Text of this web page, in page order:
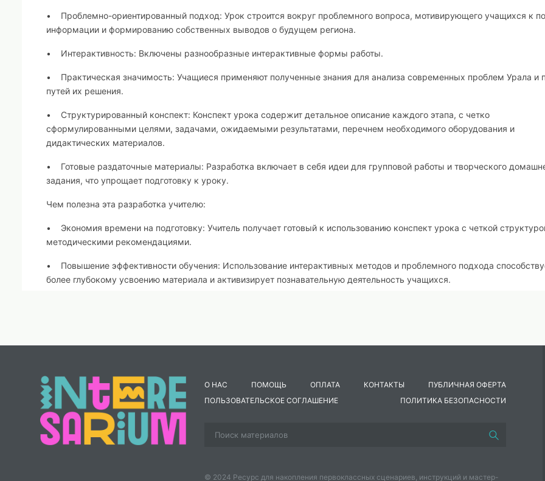
• Проблемно-ориентированный подход: Урок строится вокруг проблемного вопроса, мотивирующего учащихся к
информации и формированию собственных выводов о будущем региона.
• Интерактивность: Включены разнообразные интерактивные формы работы.
• Практическая значимость: Учащиеся применяют полученные знания для анализа современных проблем Урала и
путей их решения.
• Структурированный конспект: Конспект урока содержит детальное описание каждого этапа, с четко
сформулированными целями, задачами, ожидаемыми результатами, перечнем необходимого оборудования и
дидактических материалов.
• Готовые раздаточные материалы: Разработка включает в себя идеи для групповой работы и творческого
задания, что упрощает подготовку к уроку.
Чем полезна эта разработка учителю:
• Экономия времени на подготовку: Учитель получает готовый к использованию конспект урока с четкой
методическими рекомендациями.
• Повышение эффективности обучения: Использование интерактивных методов и проблемного подхода
более глубокому усвоению материала и активизирует познавательную деятельность учащихся.
Разработка предлагает структурированный и содержательный подход к изучению темы «Урал. Особенности
Социально-экономические и экологические проблемы и перспективы развития». Она представляет собой готовый
инструмент для проведения интересного и эффективного урока, направленного на развитие познавательной
гражданской позиции и экологической культуры учащихся.
О НАС ПОМОЩЬ ОПЛАТА КОНТАКТЫ
ПУБЛИЧНАЯ ОФЕРТА
ПОЛЬЗОВАТЕЛЬСКОЕ СОГЛАШЕНИЕ
ПОЛИТИКА БЕЗОПАСНОСТИ
© 2024 Ресурс для накопления первоклассных сценариев, инструкций и мастер-